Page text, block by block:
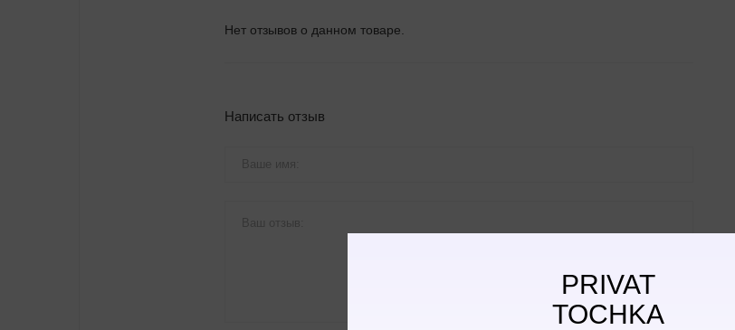
PRIVAT
TOCHKA
Нет отзывов о данном товаре.
Написать отзыв